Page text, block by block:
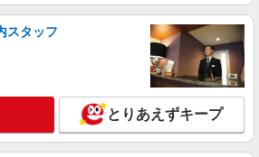
ユーカリが丘店
職】ワイモバイルショップの携帯販売ス
月給 260,000円 〜 322,000円 試用期間あり 6
月給25万円以上 ※経験・能力による 【試用
月給 260000 円 〜 322000 円
イモバイルイオンタウンユーカリが丘店 千
佐倉市西ユーカリが丘6丁目12‐3 イオンタウ
カリが丘2階
スタッフ
とりあえずキープ